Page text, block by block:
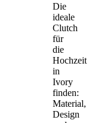
Die
ideale
Clutch
für
die
Hochzeit
in
Ivory
finden:
Material,
Design